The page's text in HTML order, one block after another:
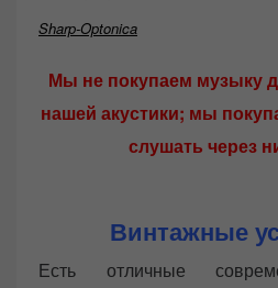
Sharp-Optonica
Мы не покупаем музыку
нашей акустики; мы
слушать через
Винтажные
Есть отличные